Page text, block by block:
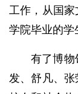
工作，从国家
学院毕业的学
有了博物
发、舒凡、